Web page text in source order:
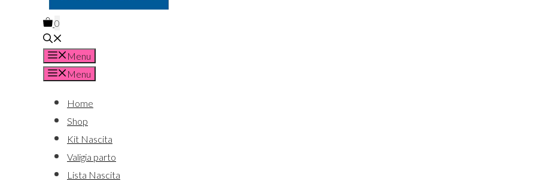
0
Menu
Menu
Home
Shop
Kit Nascita
Valigia parto
Lista Nascita